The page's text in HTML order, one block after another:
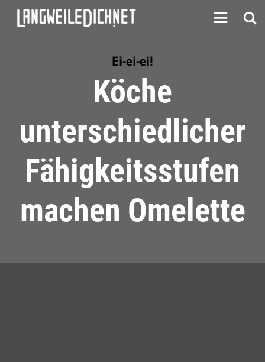
Ei-ei-ei!
Köche
unterschiedlicher
Fähigkeitsstufen
machen Omelette